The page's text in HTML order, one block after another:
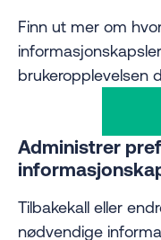
Finn ut mer om
brukeropplevelsen
Administrer
Tilbakekall eller
nødvendige